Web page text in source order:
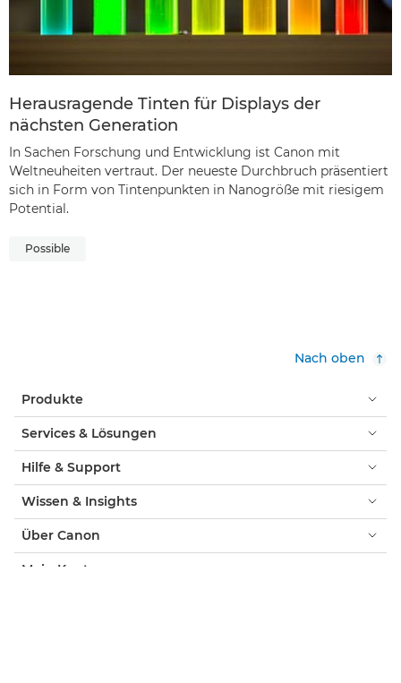
Herausragende Tinten für Displays der
nächsten Generation
In Sachen Forschung und Entwicklung ist Canon mit
Weltneuheiten vertraut. Der neueste Durchbruch präsentiert
sich in Form von Tintenpunkten in Nanogröße mit riesigem
Potential.
Possible
Nach oben
Produkte
Services & Lösungen
Hilfe & Support
Wissen & Insights
Über Canon
Mein Konto